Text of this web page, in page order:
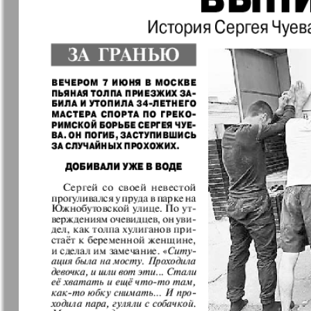
25
3
7
13
19
25
МК-Германия
планета мнений
МК-
Новые Земляки
Panorama-mir Партнер
Русский вояж
Архив необновляющихся на сайте изданий